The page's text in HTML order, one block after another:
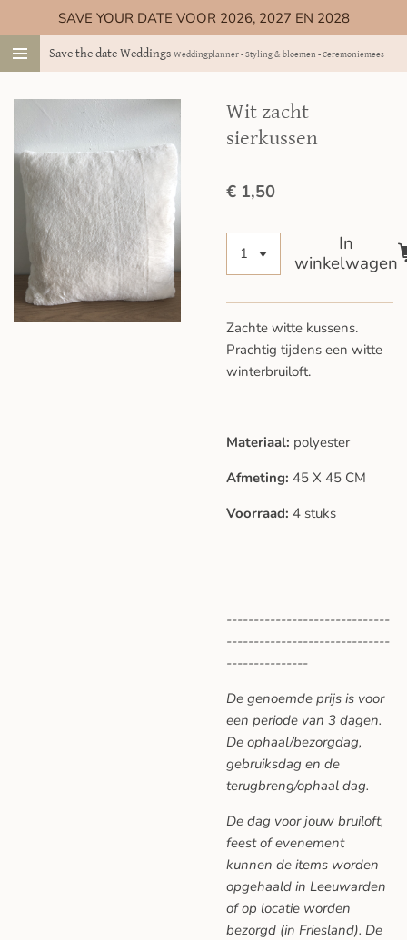
direct
naar
Save the date Weddings Weddingplanner - Styling & bloemen - Ceremoniemeester
SAVE YOUR DATE VOOR 2026, 2027 EN 2028
Wit zacht
sierkussen
€ 1,50
In
winkelwagen
Zachte witte kussens.
Prachtig tijdens een witte
winterbruiloft.
Materiaal: polyester
Afmeting: 45 X 45 CM
Voorraad: 4 stuks
------------------------------
------------------------------
---------------
De genoemde prijs is voor
een periode van 3 dagen.
De ophaal/bezorgdag,
gebruiksdag en de
terugbreng/ophaal dag.
De dag voor jouw bruiloft,
feest of evenement
kunnen de items worden
opgehaald in Leeuwarden
of op locatie worden
bezorgd (in Friesland). De